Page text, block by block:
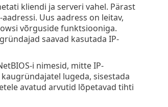
kliendi ja serveri vahel. Pärast
Uus aadress on leitav,
võrguside funktsiooniga.
saavad kasutada IP-
i nimesid, mitte IP-
lugeda, sisestada
avatud arvutid lõpetavad tihti